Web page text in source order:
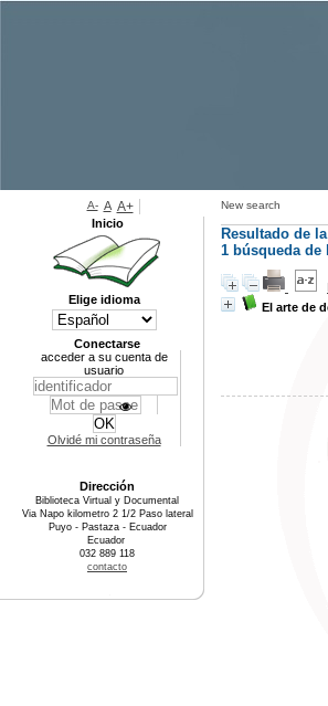
New search
Resultado de
1 búsqueda de
El arte de
A- A A+
Inicio
Elige idioma
Conectarse
acceder a su cuenta de
usuario
Olvidé mi contraseña
Dirección
Biblioteca Virtual y Documental
Via Napo kilometro 2 1/2 Paso lateral
Puyo - Pastaza - Ecuador
Ecuador
032 889 118
contacto